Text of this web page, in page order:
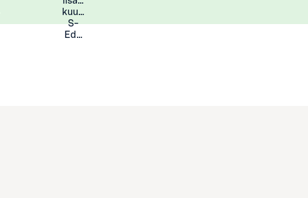
kuukauden
S-
Eduista